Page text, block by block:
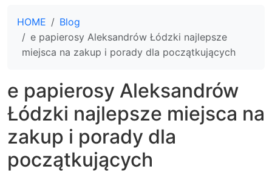
HOME
Blog
e papierosy Aleksandrów Łódzki najlepsze
miejsca na zakup i porady dla początkujących
e papierosy Aleksandrów
Łódzki najlepsze miejsca na
zakup i porady dla
początkujących